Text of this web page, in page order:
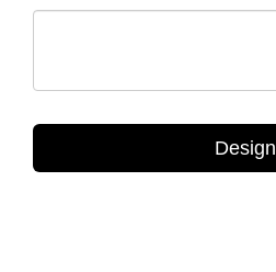
Design